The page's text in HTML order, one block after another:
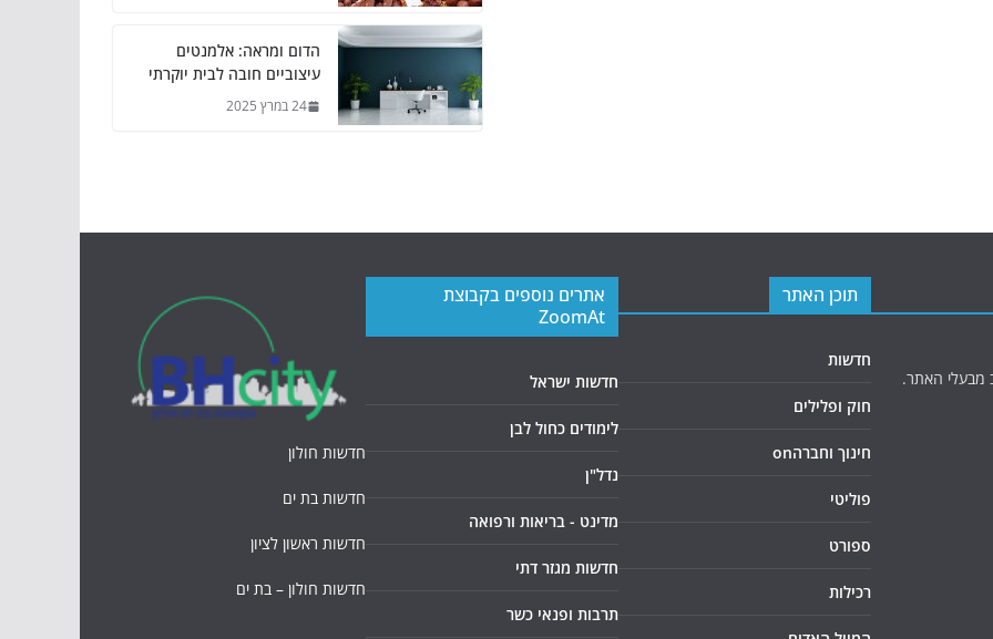
הדום ומראה: אלמנטים
עיצוביים חובה לבית יוקרתי
24 במרץ 2025
מבעלי האתר.
תוכן האתר
חדשות
חוק ופלילים
חינוך וחברהon
פוליטי
ספורט
רכילות
אתרים נוספים בקבוצת
ZoomAt
חדשות ישראל
לימודים כחול לבן
נדל"ן
מדינט - בריאות ורפואה
חדשות מגזר דתי
תרבות ופנאי כשר
חדשות חולון
חדשות בת ים
חדשות ראשון לציון
חדשות חולון – בת ים